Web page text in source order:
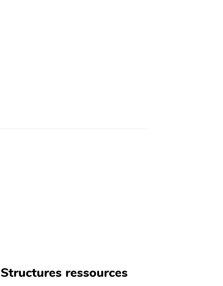
Structures ressources